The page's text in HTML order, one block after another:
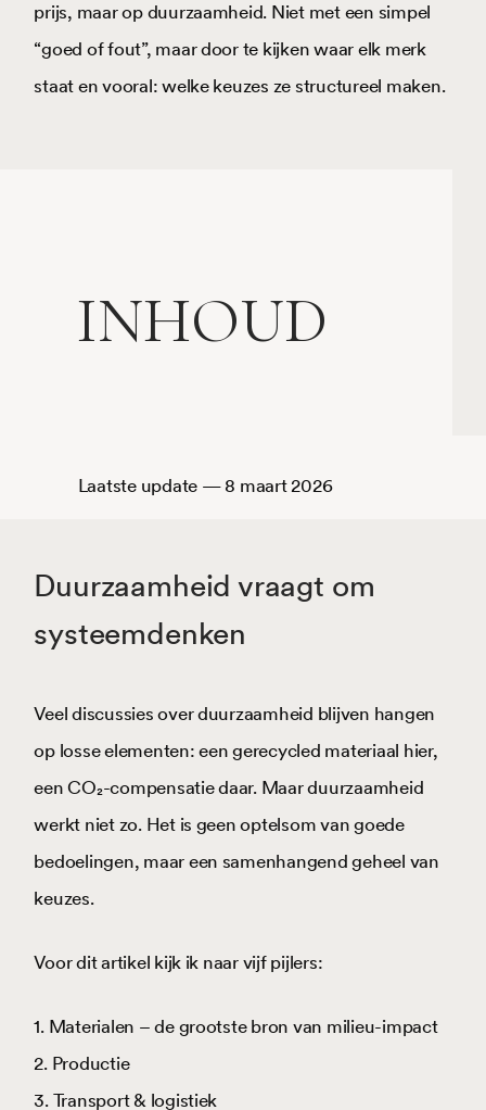
prijs, maar op duurzaamheid. Niet met een simpel
“goed of fout”, maar door te kijken waar elk merk
staat en vooral: welke keuzes ze structureel maken.
INHOUD
update — 8 maart 2026
Duurzaamheid vraagt om
systeemdenken
Veel discussies over duurzaamheid blijven hangen
op losse elementen: een gerecycled materiaal hier,
een CO₂-compensatie daar. Maar duurzaamheid
werkt niet zo. Het is geen optelsom van goede
bedoelingen, maar een samenhangend geheel van
keuzes.
Voor dit artikel kijk ik naar vijf pijlers:
1. Materialen – de grootste bron van milieu-impact
2. Productie
3. Transport & logistiek